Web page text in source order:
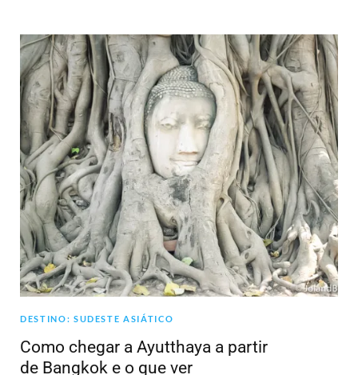
DESTINO: SUDESTE ASIÁTICO
Como chegar a Ayutthaya a partir
de Bangkok e o que ver